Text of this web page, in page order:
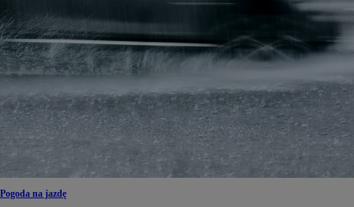
Pogoda na jazdę